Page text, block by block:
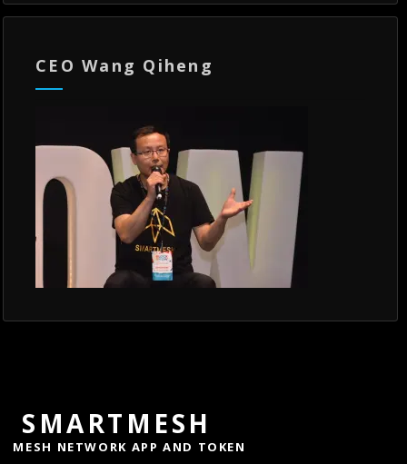
CEO Wang Qiheng
SMARTMESH
MESH NETWORK APP AND TOKEN